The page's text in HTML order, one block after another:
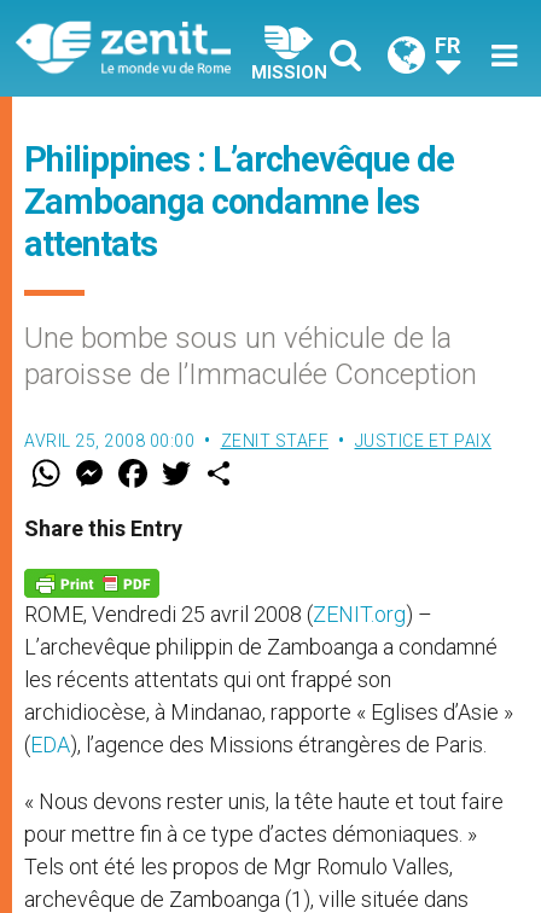
MISSION
FR
Philippines : L’archevêque de
Zamboanga condamne les
attentats
Une bombe sous un véhicule de la
paroisse de l’Immaculée Conception
AVRIL 25, 2008 00:00 ZENIT STAFF JUSTICE ET PAIX
W
t
s
p
p
M
e
s
e
g
e
r
F
a
e
b
o
k
w
Share this Entry
ROME, Vendredi 25 avril 2008 (ZENIT.org) –
L’archevêque philippin de Zamboanga a condamné
les récents attentats qui ont frappé son
archidiocèse, à Mindanao, rapporte « Eglises d’Asie »
(EDA), l’agence des Missions étrangères de Paris.
« Nous devons rester unis, la tête haute et tout faire
pour mettre fin à ce type d’actes démoniaques. »
Tels ont été les propos de Mgr Romulo Valles,
archevêque de Zamboanga (1), ville située dans